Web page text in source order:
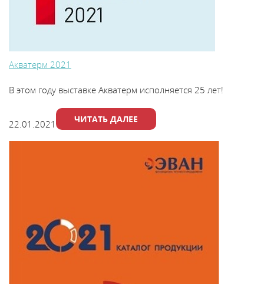
Акватерм 2021
В этом году выставке Акватерм исполняется 25 лет!
22.01.2021 ЧИТАТЬ ДАЛЕЕ